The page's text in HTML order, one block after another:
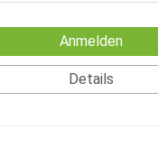
Anmelden
Details